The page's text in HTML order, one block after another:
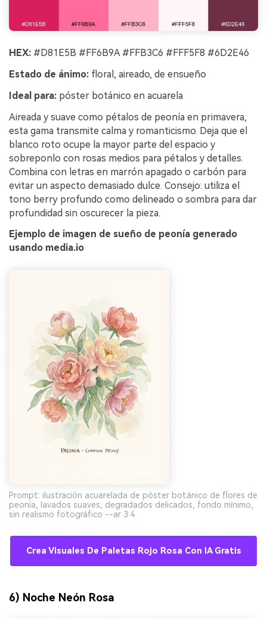
HEX: #D81E5B #FF6B9A #FFB3C6 #FFF5F8 #6D2E46
Estado de ánimo: floral, aireado, de ensueño
Ideal para: póster botánico en acuarela
Aireada y suave como pétalos de peonía en primavera,
esta gama transmite calma y romanticismo. Deja que el
blanco roto ocupe la mayor parte del espacio y
sobreponlo con rosas medios para pétalos y detalles.
Combina con letras en marrón apagado o carbón para
evitar un aspecto demasiado dulce. Consejo: utiliza el
tono berry profundo como delineado o sombra para dar
profundidad sin oscurecer la pieza.
Ejemplo de imagen de sueño de peonía generado
usando media.io
Prompt: ilustración acuarelada de póster botánico de flores de
peonía, lavados suaves, degradados delicados, fondo mínimo,
sin realismo fotográfico --ar 3:4
Crea Visuales De Paletas Rojo Rosa Con IA Gratis
6) Noche Neón Rosa